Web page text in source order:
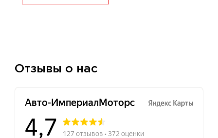
Отзывы о нас